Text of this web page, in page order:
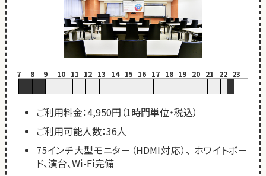
7 8 9 10 11 12 13 14 15 16 17 18 19 20 21 22 23
ご利用料金：4,950円（1時間単位・税込）
ご利用可能人数：36人
75インチ大型モニター（HDMI対応）、 ホワイトボー
ド、演台、Wi-Fi完備